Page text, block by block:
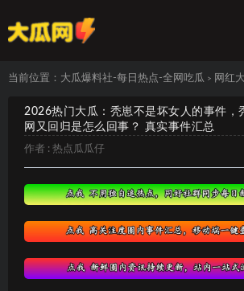
当前位置： 大瓜爆料社-每日热点-全网吃瓜 > 网红
2026热门大瓜：秃崽不是坏女人的事件，
网又回归是怎么回事？ 真实事件汇总
作者 : 热点瓜瓜仔